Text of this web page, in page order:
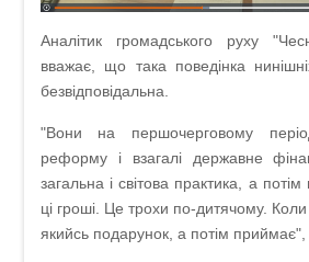
Аналітик громадського руху
вважає, що така поведінка
безвідповідальна.
"Вони на першочерговому
реформу і взагалі державне
загальна і світова практика, а
ці гроші. Це трохи по-дитячому.
якийсь подарунок, а потім